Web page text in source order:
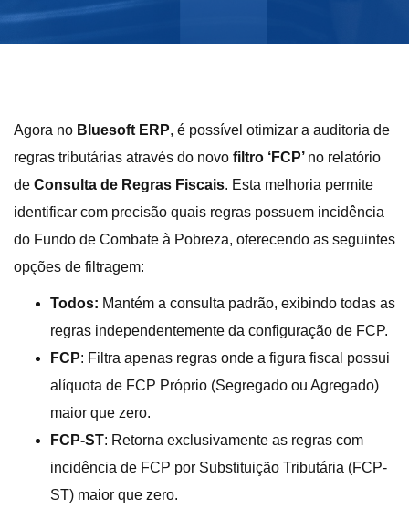
Agora no Bluesoft ERP, é possível otimizar a auditoria de
regras tributárias através do novo filtro ‘FCP’ no relatório
de Consulta de Regras Fiscais. Esta melhoria permite
identificar com precisão quais regras possuem incidência
do Fundo de Combate à Pobreza, oferecendo as seguintes
opções de filtragem:
Todos: Mantém a consulta padrão, exibindo todas as
regras independentemente da configuração de FCP.
FCP: Filtra apenas regras onde a figura fiscal possui
alíquota de FCP Próprio (Segregado ou Agregado)
maior que zero.
FCP-ST: Retorna exclusivamente as regras com
incidência de FCP por Substituição Tributária (FCP-
ST) maior que zero.